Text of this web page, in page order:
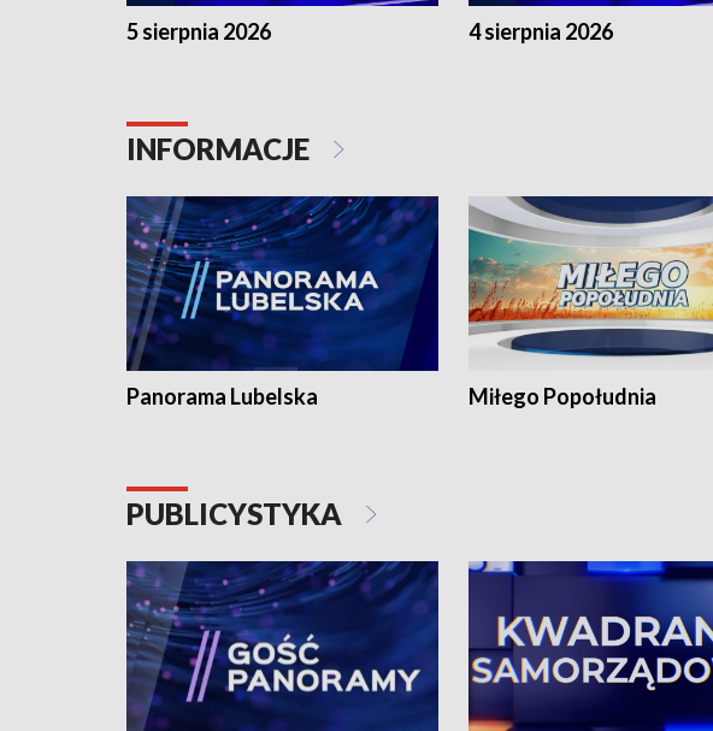
5 sierpnia 2026 4 sierpnia 2026
INFORMACJE
Panorama Lubelska Miłego Popołudnia
PUBLICYSTYKA